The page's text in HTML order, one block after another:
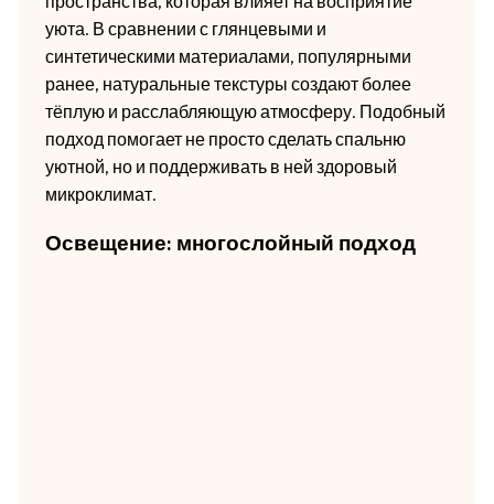
уюта. В сравнении с глянцевыми и
синтетическими материалами, популярными
ранее, натуральные текстуры создают более
тёплую и расслабляющую атмосферу. Подобный
подход помогает не просто сделать спальню
уютной, но и поддерживать в ней здоровый
микроклимат.
Освещение: многослойный подход